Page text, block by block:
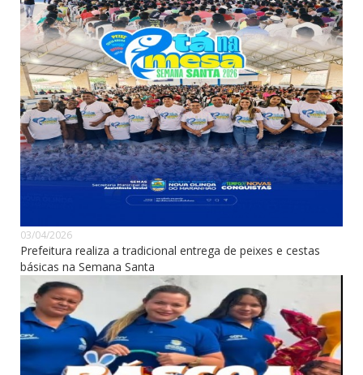
03/04/2026
Prefeitura realiza a tradicional entrega de peixes e cestas
básicas na Semana Santa